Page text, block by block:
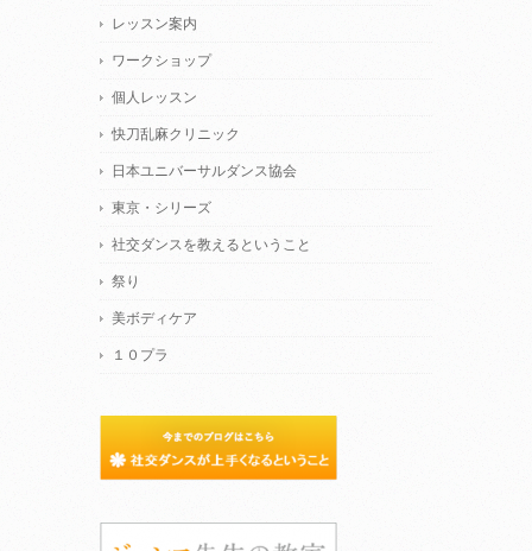
レッスン案内
ワークショップ
個人レッスン
快刀乱麻クリニック
日本ユニバーサルダンス協会
東京・シリーズ
社交ダンスを教えるということ
祭り
美ボディケア
１０プラ